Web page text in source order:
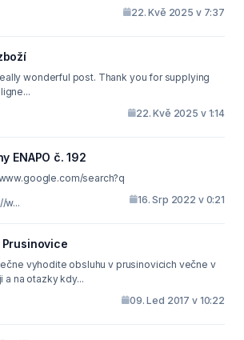
22. Kvě 2025 v 7:37
wonderful post. Thank you for supplying
ligne...
22. Kvě 2025 v 1:14
ENAPO č. 192
search?q
w... 16. Srp 2022 v 0:21
vyhodite obsluhu v prusinovicich večne v
a na otazky kdy...
09. Led 2017 v 10:22